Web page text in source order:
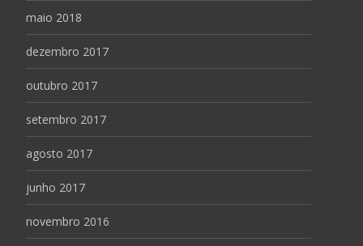
maio 2018
dezembro 2017
outubro 2017
setembro 2017
agosto 2017
junho 2017
novembro 2016